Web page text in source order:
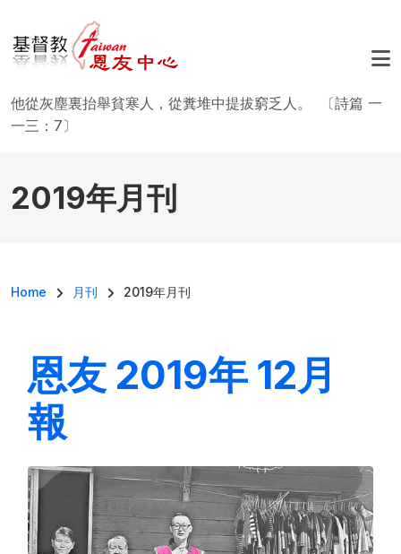
他從灰塵裏抬舉貧寒人，從糞堆中提拔窮乏人。 〔詩篇 一
一三：7〕
2019年月刊
導航連結
Home 月刊 2019年月刊
恩友 2019年 12月
報